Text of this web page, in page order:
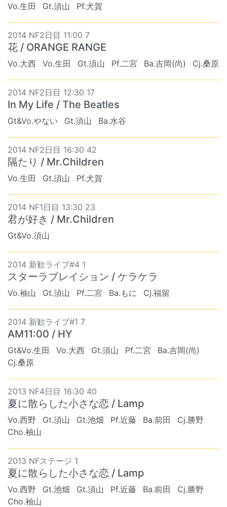
Vo.生田 Gt.須山 Pf.犬賀
2014 NF2日目 11:00 7
花 / ORANGE RANGE
Vo.大西 Vo.生田 Gt.須山 Pf.二宮 Ba.吉岡(尚) Cj.桑原
2014 NF2日目 12:30 17
In My Life / The Beatles
Gt&Vo.やない Gt.須山 Ba.水谷
2014 NF2日目 16:30 42
隔たり / Mr.Children
Vo.生田 Gt.須山 Pf.犬賀
2014 NF1日目 13:30 23
君が好き / Mr.Children
Gt&Vo.須山
2014 新歓ライブ#4 1
スターラブレイション / ケラケラ
Vo.袖山 Gt.須山 Pf.二宮 Ba.もに Cj.福留
2014 新歓ライブ#1 7
AM11:00 / HY
Gt&Vo.生田 Vo.大西 Gt.須山 Pf.二宮
Ba.吉岡(尚)
Cj.桑原
2013 NF4日目 16:30 40
夏に散らした小さな恋 / Lamp
Vo.西野 Gt.須山 Gt.池畑 Pf.近藤 Ba.前田
Cj.勝野
Cho.袖山
2013 NFステージ 1
夏に散らした小さな恋 / Lamp
Vo.西野 Gt.池畑 Gt.須山 Pf.近藤 Ba.前田
Cj.勝野
Cho.袖山